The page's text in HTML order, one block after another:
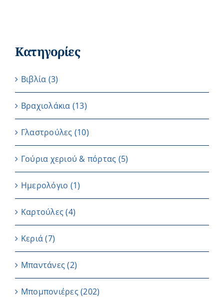
Κατηγορίες
Βιβλία (3)
Βραχιολάκια (13)
Γλαστρούλες (10)
Γούρια χεριού & πόρτας (5)
Ημερολόγιο (1)
Καρτούλες (4)
Κεριά (7)
Μπαντάνες (2)
Μπομπονιέρες(202)